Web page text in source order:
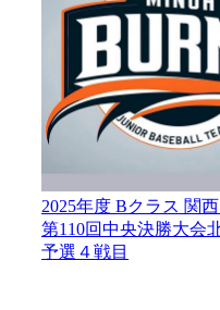
2025年度 Bクラス 関
第110回中央決勝大会
予選４戦目